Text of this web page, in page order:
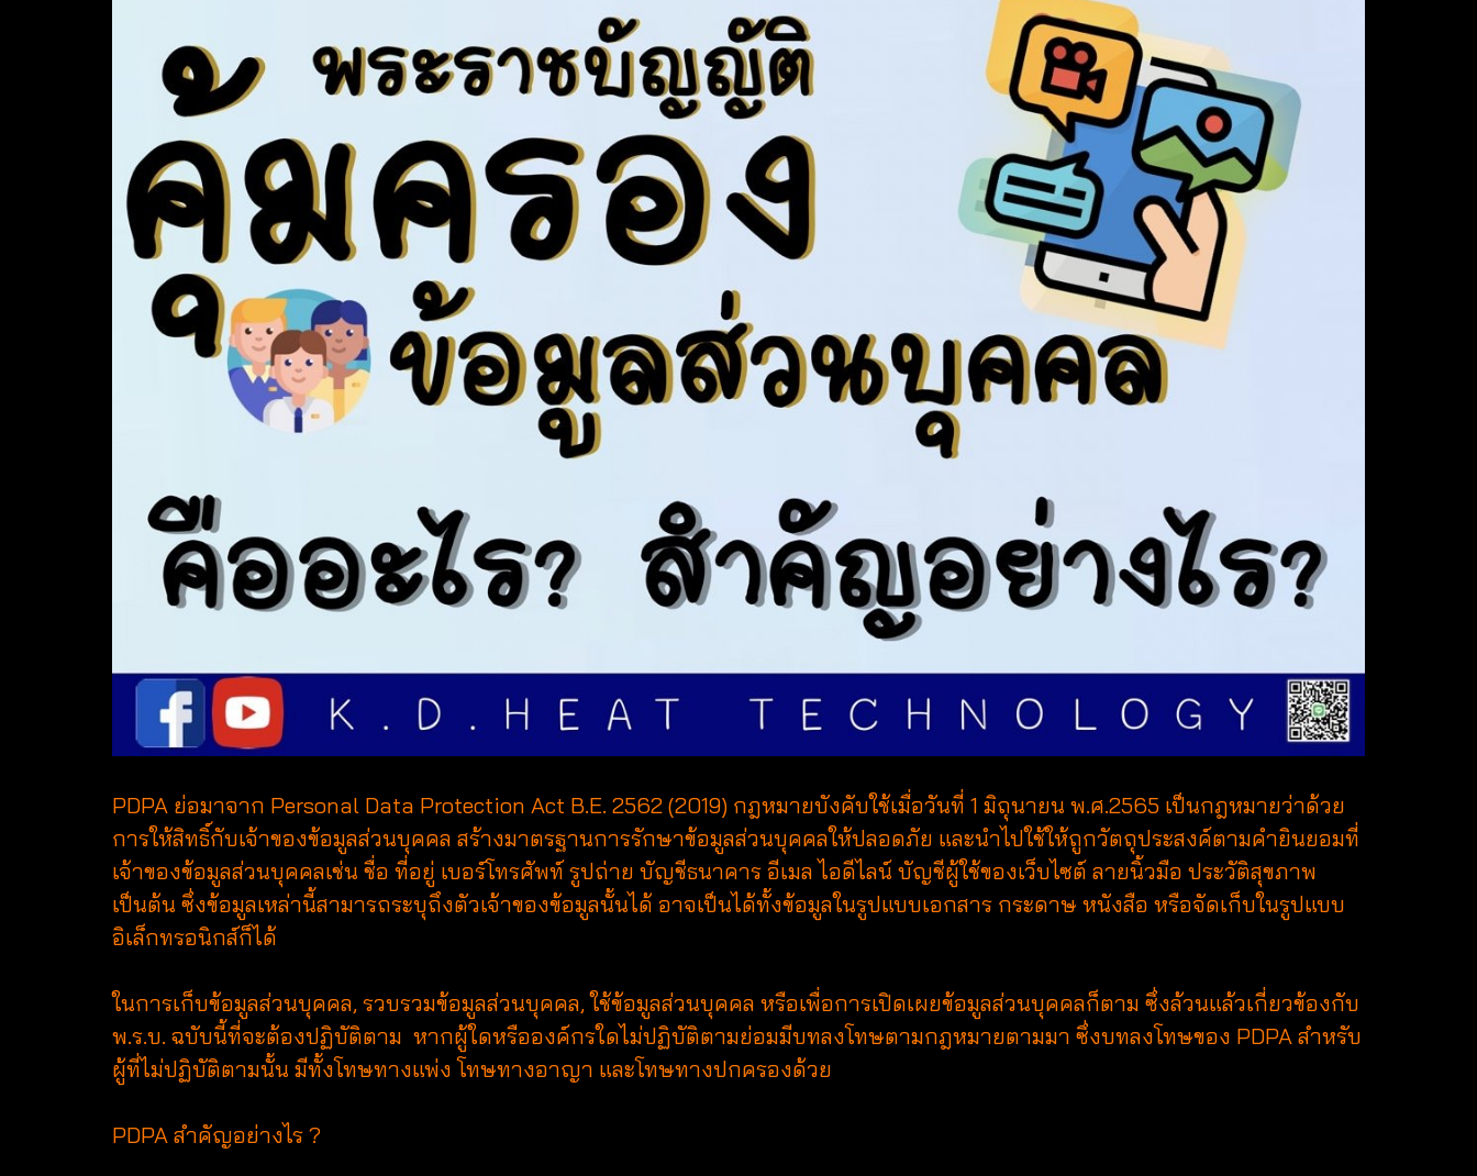
PDPA ย่อมาจาก Personal Data Protection Act B.E. 2562 (2019) กฎหมายบังคับใช้เมื่อวันที่ 1 มิถุนายน พ.ศ.2565 เป็นกฎหมายว่าด้วย
การให้สิทธิ์กับเจ้าของข้อมูลส่วนบุคคล สร้างมาตรฐานการรักษาข้อมูลส่วนบุคคลให้ปลอดภัย และนำไปใช้ให้ถูกวัตถุประสงค์ตามคำยินยอมที่
เจ้าของข้อมูลส่วนบุคคลเช่น ชื่อ ที่อยู่ เบอร์โทรศัพท์ รูปถ่าย บัญชีธนาคาร อีเมล ไอดีไลน์ บัญชีผู้ใช้ของเว็บไซต์ ลายนิ้วมือ ประวัติสุขภาพ
เป็นต้น ซึ่งข้อมูลเหล่านี้สามารถระบุถึงตัวเจ้าของข้อมูลนั้นได้ อาจเป็นได้ทั้งข้อมูลในรูปแบบเอกสาร กระดาษ หนังสือ หรือจัดเก็บในรูปแบบ
อิเล็กทรอนิกส์ก็ได้
ในการเก็บข้อมูลส่วนบุคคล, รวบรวมข้อมูลส่วนบุคคล, ใช้ข้อมูลส่วนบุคคล หรือเพื่อการเปิดเผยข้อมูลส่วนบุคคลก็ตาม ซึ่งล้วนแล้วเกี่ยวข้องกับ
พ.ร.บ. ฉบับนี้ที่จะต้องปฏิบัติตาม หากผู้ใดหรือองค์กรใดไม่ปฏิบัติตามย่อมมีบทลงโทษตามกฎหมายตามมา ซึ่งบทลงโทษของ PDPA สำหรับ
ผู้ที่ไม่ปฏิบัติตามนั้น มีทั้งโทษทางแพ่ง โทษทางอาญา และโทษทางปกครองด้วย
PDPA สำคัญอย่างไร ?